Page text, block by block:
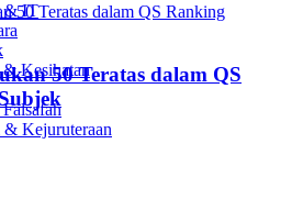
& IT
& Kesihatan
Kejuruteraan
50 Teratas dalam QS